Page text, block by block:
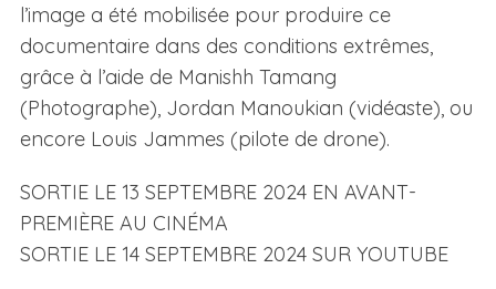
l’image a été mobilisée pour produire ce
documentaire dans des conditions extrêmes,
grâce à l’aide de Manishh Tamang
(Photographe), Jordan Manoukian (vidéaste), ou
encore Louis Jammes (pilote de drone).
SORTIE LE 13 SEPTEMBRE 2024 EN AVANT-
PREMIÈRE AU CINÉMA
SORTIE LE 14 SEPTEMBRE 2024 SUR YOUTUBE